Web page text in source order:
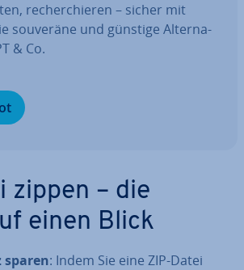
re­cher­chie­ren – sicher mit
souveräne und günstige Al­ter­na­
& Co.
zippen – die
einen Blick
sparen: Indem Sie eine ZIP-Datei